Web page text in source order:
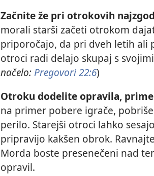
Začnite že pri otrokovih
morali starši začeti otrokom
priporočajo, da pri dveh letih ali
otroci radi delajo skupaj s
načelo: Pregovori 22:6)
Otroku dodelite opravila,
na primer pobere igrače,
perilo. Starejši otroci lahko
pripravijo kakšen obrok.
Morda boste presenečeni nad
opravil.